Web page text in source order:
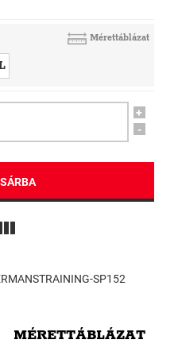
Mérettáblázat
+
-
SP152
MÉRETTÁBLÁZAT